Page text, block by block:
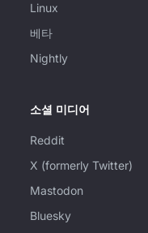
Linux
베타
Nightly
소셜 미디어
Reddit
X (formerly Twitter)
Mastodon
Bluesky